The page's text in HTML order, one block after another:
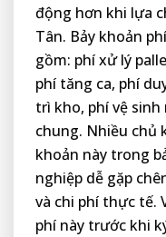
động hơn khi lựa
Tân. Bảy khoản
gồm: phí xử lý
phí tăng ca, phí
trì kho, phí vệ
chung. Nhiều chủ
khoản này trong
nghiệp dễ gặp
và chi phí thực tế.
phí này trước khi